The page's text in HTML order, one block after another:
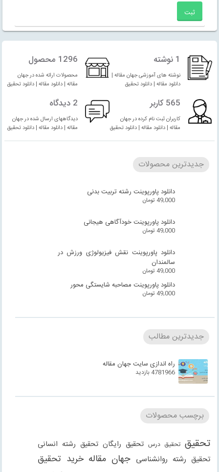
1 نوشته
نوشته های آموزشی جهان مقاله |
دانلود مقاله | دانلود تحقیق
1296 محصول
محصولات ارائه شده در جهان
مقاله | دانلود مقاله | دانلود تحقیق
565 کاربر
کاربران ثبت نام کرده در جهان
مقاله | دانلود مقاله | دانلود تحقیق
2 دیدگاه
دیدگاههای ارسال شده در جهان
مقاله | دانلود مقاله | دانلود تحقیق
جدیدترین محصولات
دانلود پاورپوینت رشته تربیت بدنی
49,000 تومان
دانلود پاورپوینت خودآگاهی هیجانی
49,000 تومان
دانلود پاورپوینت نقش فیزیولوژی ورزش در
سالمندان
49,000 تومان
دانلود پاورپوینت مصاحبه شایستگی محور
49,000 تومان
جدیدترین مطالب
راه اندازی سایت جهان مقاله
4781966 بازدید
برچسب محصولات
تحقیق تحقیق درس تحقیق رایگان تحقیق رشته انسانی
تحقیق رشته روانشناسی جهان مقاله خرید تحقیق